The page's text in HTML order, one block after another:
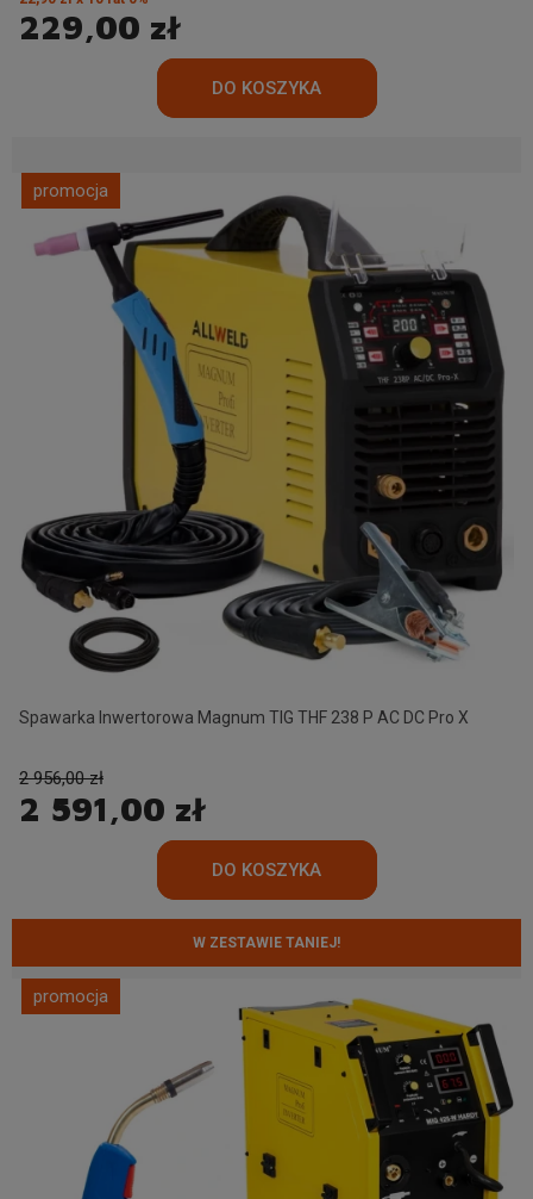
229,00 zł
Spawarka Inwertorowa Magnum TIG THF 238 P AC DC Pro X
2 591,00 zł
2 956,00 zł
promocja
W ZESTAWIE TANIEJ!
promocja